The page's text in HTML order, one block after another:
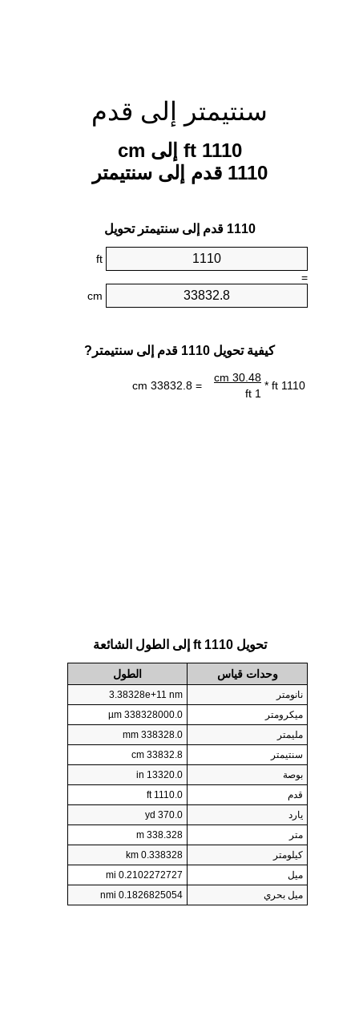
سنتيمتر إلى قدم
1110 ft إلى cm
1110 قدم إلى سنتيمتر
1110 قدم إلى سنتيمتر تحويل
ft
=
cm
كيفية تحويل 1110 قدم إلى سنتيمتر?
1110 ft *
30.48 cm
= 33832.8 cm
1 ft
تحويل 1110 ft إلى الطول الشائعة
وحدات قياس الطول
نانومتر
3.38328e+11 nm
ميكرومتر
338328000.0 µm
مليمتر
338328.0 mm
سنتيمتر
33832.8 cm
بوصة
13320.0 in
قدم
1110.0 ft
يارد
370.0 yd
متر
338.328 m
كيلومتر
0.338328 km
ميل
0.2102272727 mi
ميل بحري
0.1826825054 nmi